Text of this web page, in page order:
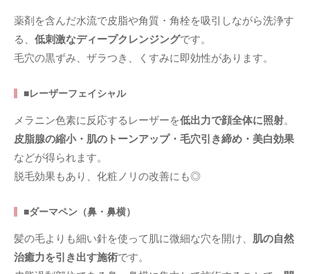
薬剤を含んだ水流で皮脂や角質・角栓を吸引しながら洗浄す
る、 低刺激なディープクレンジングです。
毛穴の黒ずみ、ザラつき、くすみに即効性があります。
■レーザーフェイシャル
メラニン色素に反応するレーザーを低出力で顔全体に照射。
皮脂腺の縮小・肌のトーンアップ・毛穴引き締め・美白効果
などが得られます。
脱毛効果もあり、化粧ノリの改善にも◎
■ダーマペン（鼻・鼻横）
髪の毛よりも細い針を使って肌に微細な穴を開け、 肌の自然
治癒力を引き出す施術です。